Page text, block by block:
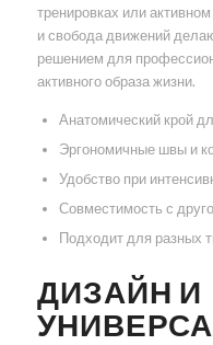
тренировках или
и свобода движений
решением для
активного образа жизни.
Анатомический крой
Эргономичные швы и
Удобство при
Совместимость с
Подходит для разных
ДИЗАЙН И